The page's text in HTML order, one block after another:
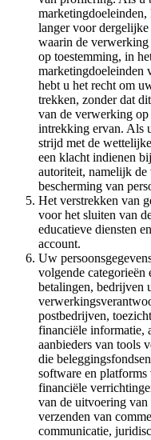
langer voor
waarin de verwerking
op toestemming, in
marketingdoeleinden
hebt u het recht om
trekken, zonder dat
van de verwerking op
intrekking ervan. Als
strijd met de
een klacht indienen
autoriteit, namelijk
bescherming van
Het verstrekken van
voor het sluiten van
educatieve diensten
account.
Uw
volgende categorieën
betalingen, bedrijven
postbedrijven,
financiële informatie,
aanbieders van tools
die
software en platforms
financiële
van de uitvoering van
verzenden van
communicatie,